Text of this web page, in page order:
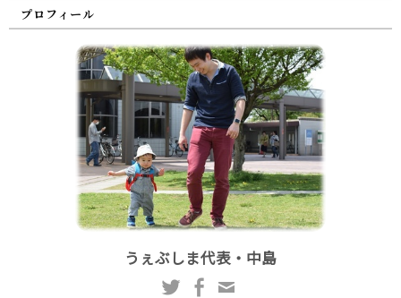
プロフィール
うぇぶしま代表・中島